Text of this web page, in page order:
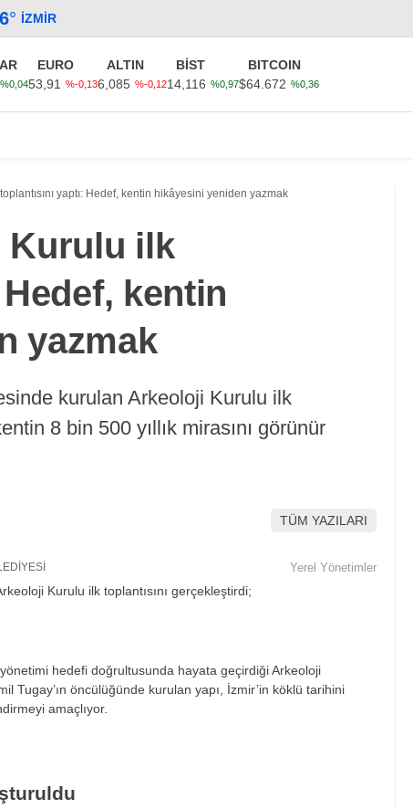
° İZMIR
%0,04
EURO
53,91
%-0,13
ALTIN
6,085 %-0,12
BİST
14,116 %0,97
BITCOIN
$64.672 %0,36
yaptı: Hedef, kentin hikâyesini yeniden yazmak
Kurulu ilk
Hedef, kentin
yazmak
kurulan Arkeoloji Kurulu ilk
8 bin 500 yıllık mirasını görünür
TÜM YAZILARI
Yerel Yönetimler
hedefi doğrultusunda hayata geçirdiği Arkeoloji
Tugay’ın öncülüğünde kurulan yapı, İzmir’in köklü tarihini
amaçlıyor.